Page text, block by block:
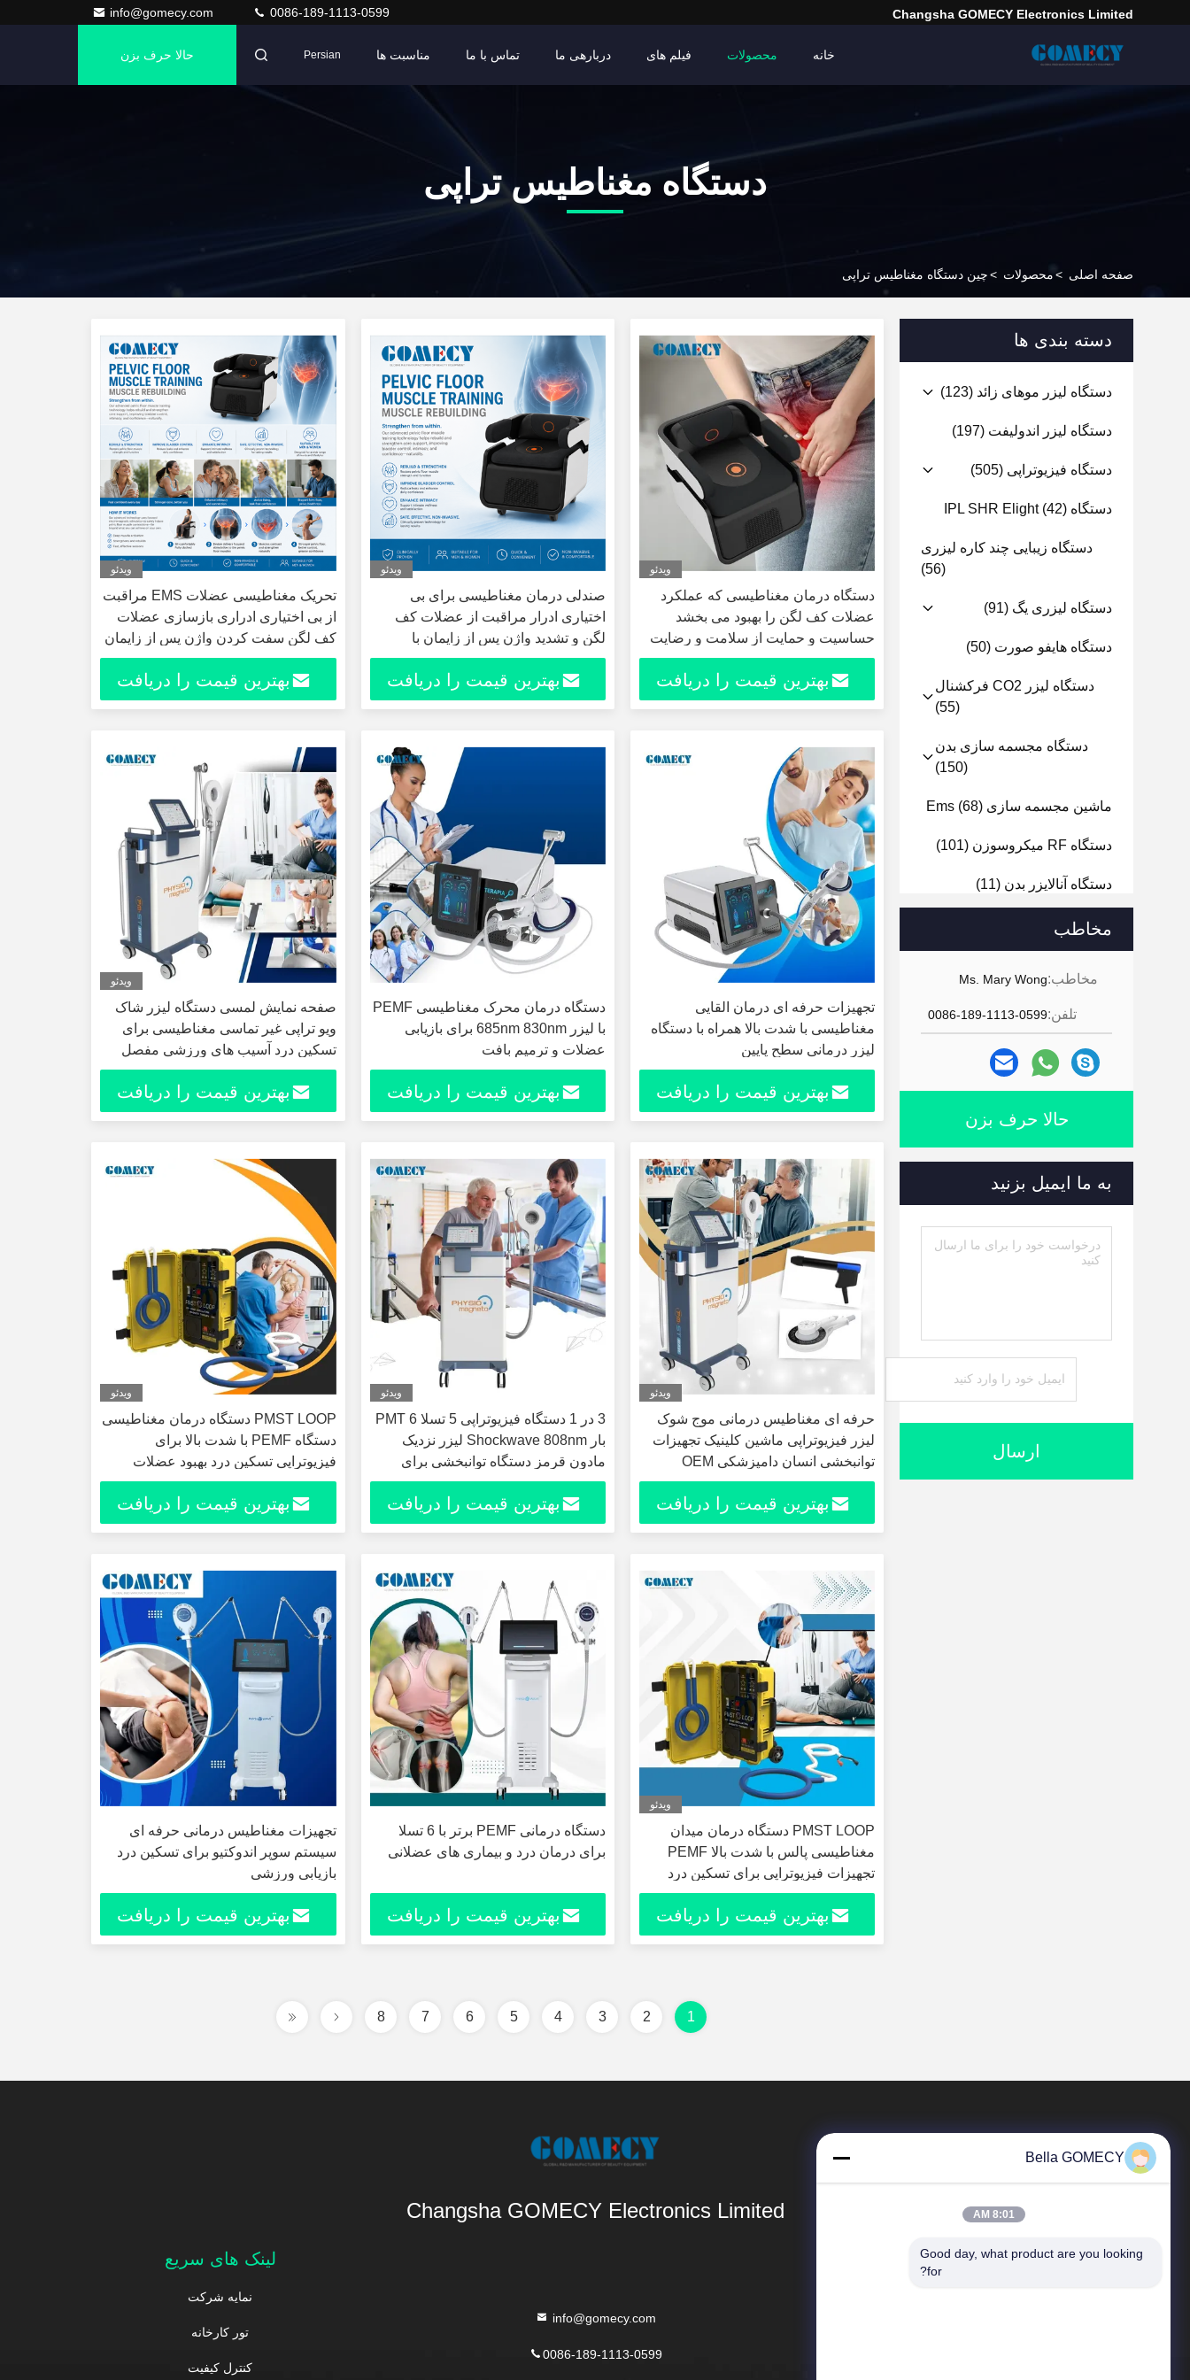
Changsha GOMECY Electronics Limited
info@gomecy.com 0086-189-1113-0599
خانه محصولات فیلم های دربارهی ما تماس با ما مناسبت ها Persian حالا حرف بزن
دستگاه مغناطیس تراپی
صفحه اصلی >محصولات >چین دستگاه مغناطیس تراپی
دسته بندی ها
دستگاه لیزر موهای زائد (123)
دستگاه لیزر اندولیفت (197)
دستگاه فیزیوتراپی (505)
دستگاه IPL SHR Elight (42)
دستگاه زیبایی چند کاره لیزری
(56)
دستگاه لیزری یگ (91)
دستگاه هایفو صورت (50)
دستگاه لیزر CO2 فرکشنال
(55)
دستگاه مجسمه سازی بدن
(150)
ماشین مجسمه سازی Ems (68)
دستگاه RF میکروسوزن (101)
دستگاه آنالایزر بدن (11)
دستگاه آنالایزر صورت
مخاطب
مخاطب:Ms. Mary Wong
تلفن:0086-189-1113-0599
حالا حرف بزن
به ما ایمیل بزنید
ارسال
ویدئو
دستگاه درمان مغناطیسی که عملکرد
عضلات کف لگن را بهبود می بخشد
حساسیت و حمایت از سلامت و رضایت
جنسی
بهترین قیمت را دریافت
ویدئو
صندلی درمان مغناطیسی برای بی
اختیاری ادرار مراقبت از عضلات کف
لگن و تشدید واژن پس از زایمان با
تکنولوژی EMS RF
بهترین قیمت را دریافت
ویدئو
تحریک مغناطیسی عضلات EMS مراقبت
از بی اختیاری ادراری بازسازی عضلات
کف لگن سفت کردن واژن پس از زایمان
با فناوری EMS RF
بهترین قیمت را دریافت
تجهیزات حرفه ای درمان القایی
مغناطیسی با شدت بالا همراه با دستگاه
لیزر درمانی سطح پایین
بهترین قیمت را دریافت
دستگاه درمان محرک مغناطیسی PEMF
با لیزر 685nm 830nm برای بازیابی
عضلات و ترمیم بافت
بهترین قیمت را دریافت
ویدئو
صفحه نمایش لمسی دستگاه لیزر شاک
ویو تراپی غیر تماسی مغناطیسی برای
تسکین درد آسیب های ورزشی مفصل
پلانتار فاشئیت
بهترین قیمت را دریافت
ویدئو
حرفه ای مغناطیس درمانی موج شوک
لیزر فیزیوتراپی ماشین کلینیک تجهیزات
توانبخشی انسان دامپزشکی OEM
بهترین قیمت را دریافت
ویدئو
3 در 1 دستگاه فیزیوتراپی 5 تسلا PMT 6
بار Shockwave 808nm لیزر نزدیک
مادون قرمز دستگاه توانبخشی برای
تسکین درد
بهترین قیمت را دریافت
ویدئو
PMST LOOP دستگاه درمان مغناطیسی
دستگاه PEMF با شدت بالا برای
فیزیوتراپی تسکین درد بهبود عضلات
تجهیزات توانبخشی ورزشی OEM ODM
بهترین قیمت را دریافت
ویدئو
PMST LOOP دستگاه درمان میدان
مغناطیسی پالس با شدت بالا PEMF
تجهیزات فیزیوتراپی برای تسکین درد
ورزش بازیابی توانبخشی کلینیک دستگاه
OEM
بهترین قیمت را دریافت
دستگاه درمانی PEMF برتر با 6 تسلا
برای درمان درد و بیماری های عضلانی
بهترین قیمت را دریافت
تجهیزات مغناطیس درمانی حرفه ای
سیستم سوپر اندوکتیو برای تسکین درد
بازیابی ورزشی
بهترین قیمت را دریافت
1
2
3
4
5
6
7
8
Changsha GOMECY Electronics Limited
محصولات
info@gomecy.com
0086-189-1113-0599
لینک های سریع
نمایه شرکت
تور کارخانه
کنترل کیفیت
Bella GOMECY
8:01 AM
Good day, what product are you looking
for?